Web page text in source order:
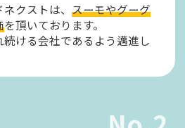
ネクストは、スーモやグーグ
を頂いております。
ける会社であるよう邁進し